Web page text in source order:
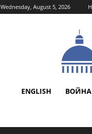
Wednesday, August 5, 2026
ENGLISH ВОЙНА